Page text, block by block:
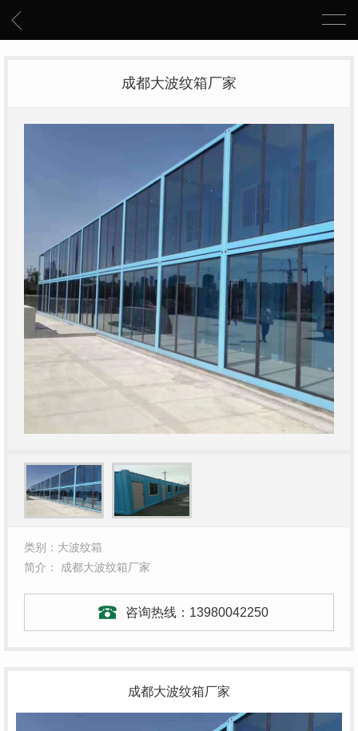
成都大波纹箱厂家
类别：大波纹箱
简介： 成都大波纹箱厂家
咨询热线： 13980042250
成都大波纹箱厂家